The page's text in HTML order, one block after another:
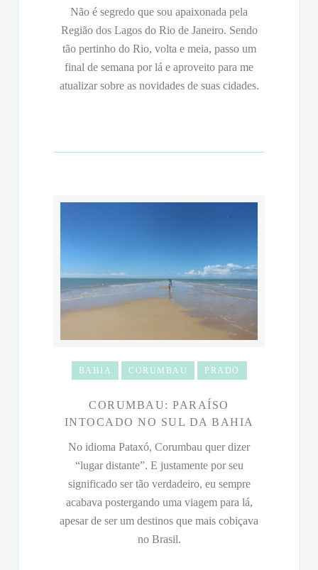
Não é segredo que sou apaixonada pela
Região dos Lagos do Rio de Janeiro. Sendo
tão pertinho do Rio, volta e meia, passo um
final de semana por lá e aproveito para me
atualizar sobre as novidades de suas cidades.
BAHIA CORUMBAU PRADO
CORUMBAU: PARAÍSO
INTOCADO NO SUL DA BAHIA
No idioma Pataxó, Corumbau quer dizer
“lugar distante”. E justamente por seu
significado ser tão verdadeiro, eu sempre
acabava postergando uma viagem para lá,
apesar de ser um destinos que mais cobiçava
no Brasil.